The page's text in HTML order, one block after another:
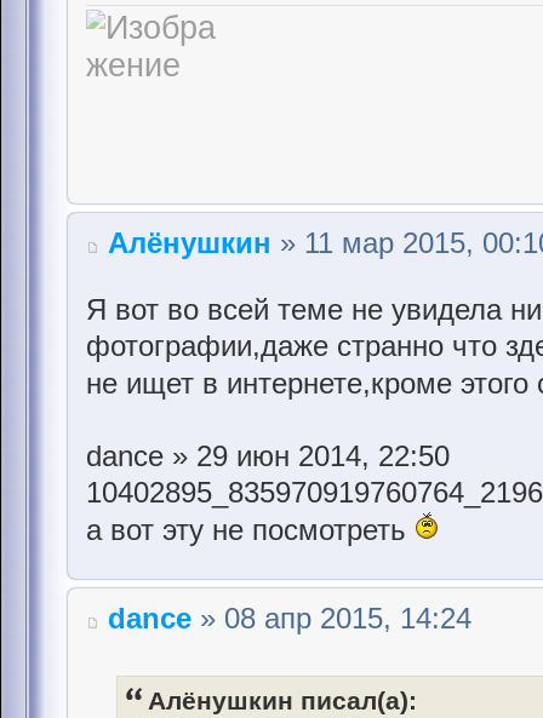
Алёнушкин » 11 мар 2015,
Я вот во всей теме не увидела
фотографии,даже странно что
не ищет в интернете,кроме этого
dance » 29 июн 2014, 22:50
а вот эту не посмотреть
dance » 08 апр 2015, 14:24
Алёнушкин писал(а):